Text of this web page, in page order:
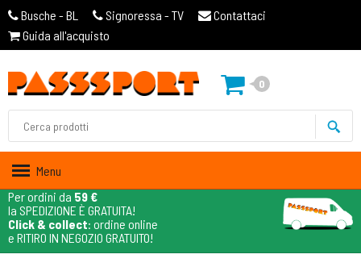
Busche - BL Signoressa - TV
Contattaci
Guida all'acquisto
0
Menu
Per ordini da 59 €
la SPEDIZIONE È GRATUITA!
Click & collect: ordine online
e RITIRO IN NEGOZIO GRATUITO!